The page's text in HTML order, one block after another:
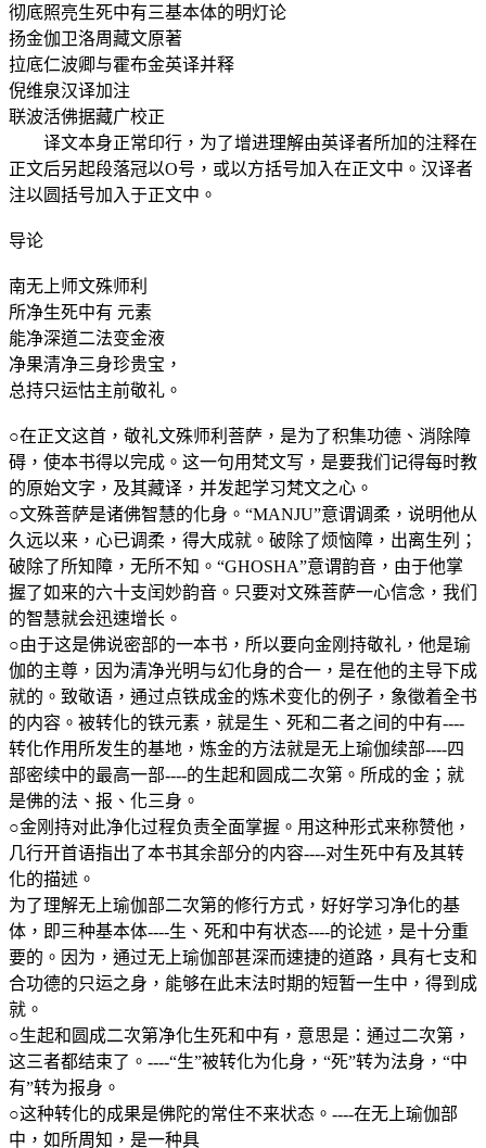
彻底照亮生死中有三基本体的明灯论
扬金伽卫洛周藏文原著
拉底仁波卿与霍布金英译并释
倪维泉汉译加注
联波活佛据藏广校正
译文本身正常印行，为了增进理解由英译者所加的注释在
正文后另起段落冠以O号，或以方括号加入在正文中。汉译者
注以圆括号加入于正文中。
导论
南无上师文殊师利
所净生死中有 元素
能净深道二法变金液
净果清净三身珍贵宝，
总持只运怙主前敬礼。
○在正文这首，敬礼文殊师利菩萨，是为了积集功德、消除障
碍，使本书得以完成。这一句用梵文写，是要我们记得每时教
的原始文字，及其藏译，并发起学习梵文之心。
○文殊菩萨是诸佛智慧的化身。“MANJU”意谓调柔，说明他从
久远以来，心已调柔，得大成就。破除了烦恼障，出离生列；
破除了所知障，无所不知。“GHOSHA”意谓韵音，由于他掌
握了如来的六十支闰妙韵音。只要对文殊菩萨一心信念，我们
的智慧就会迅速增长。
○由于这是佛说密部的一本书，所以要向金刚持敬礼，他是瑜
伽的主尊，因为清净光明与幻化身的合一，是在他的主导下成
就的。致敬语，通过点铁成金的炼术变化的例子，象徵着全书
的内容。被转化的铁元素，就是生、死和二者之间的中有----
转化作用所发生的基地，炼金的方法就是无上瑜伽续部----四
部密续中的最高一部----的生起和圆成二次第。所成的金；就
是佛的法、报、化三身。
○金刚持对此净化过程负责全面掌握。用这种形式来称赞他，
几行开首语指出了本书其余部分的内容----对生死中有及其转
化的描述。
为了理解无上瑜伽部二次第的修行方式，好好学习净化的基
体，即三种基本体----生、死和中有状态----的论述，是十分重
要的。因为，通过无上瑜伽部甚深而速捷的道路，具有七支和
合功德的只运之身，能够在此末法时期的短暂一生中，得到成
就。
○生起和圆成二次第净化生死和中有，意思是：通过二次第，
这三者都结束了。----“生”被转化为化身，“死”转为法身，“中
有”转为报身。
○这种转化的成果是佛陀的常住不来状态。----在无上瑜伽部
中，如所周知，是一种具